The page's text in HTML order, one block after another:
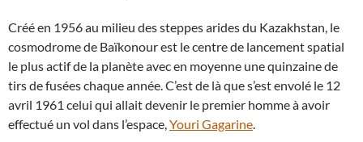
Créé en 1956 au milieu des steppes arides du Kazakhstan, le
cosmodrome de Baïkonour est le centre de lancement spatial
le plus actif de la planète avec en moyenne une quinzaine de
tirs de fusées chaque année. C’est de là que s’est envolé le 12
avril 1961 celui qui allait devenir le premier homme à avoir
effectué un vol dans l’espace,Youri Gagarine.